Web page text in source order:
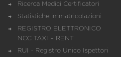
Ricerca Medici Certificatori
Statistiche immatricolazioni
REGISTRO ELETTRONICO
NCC TAXI – RENT
RUI - Registro Unico Ispettori